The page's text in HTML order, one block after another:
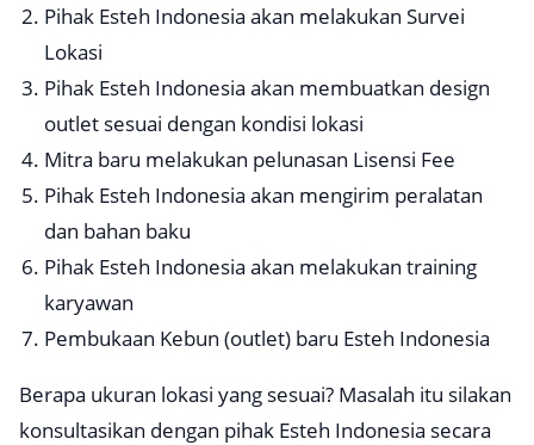
Pihak Esteh Indonesia akan melakukan Survei
Lokasi
Pihak Esteh Indonesia akan membuatkan design
outlet sesuai dengan kondisi lokasi
Mitra baru melakukan pelunasan Lisensi Fee
Pihak Esteh Indonesia akan mengirim peralatan
dan bahan baku
Pihak Esteh Indonesia akan melakukantraining
karyawan
Pembukaan Kebun (outlet) baru Esteh Indonesia
Berapa ukuran lokasi yang sesuai? Masalah itu silakan
konsultasikan dengan pihak Esteh Indonesia secara